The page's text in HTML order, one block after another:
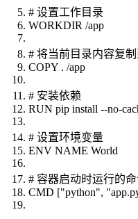
# 设置工作目录
WORKDIR /app
# 将当前目录内容复
COPY . /app
# 安装依赖
RUN pip install --no-
# 设置环境变量
ENV NAME World
# 容器启动时运行的
CMD ["python",